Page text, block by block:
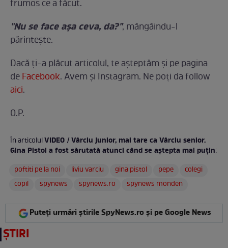
frumos ce a făcut.
"Nu se face aşa ceva, da?", mângâindu-l
părinteşte.
Dacă ți-a plăcut articolul, te așteptăm și pe pagina
deFacebook. Avem și Instagram. Ne poți da follow
aici.
O.P.
În articolulVIDEO / Vârciu junior, mai tare ca Vârciu senior.
Gina Pistol a fost sărutată atunci când se aștepta mai puțin:
poftiti pe la noi
liviu varciu gina pistol pepe
colegi
copil
spynews spynews.ro spynews monden
Puteți urmări știrile SpyNews.ro și pe Google News
ȘTIRI